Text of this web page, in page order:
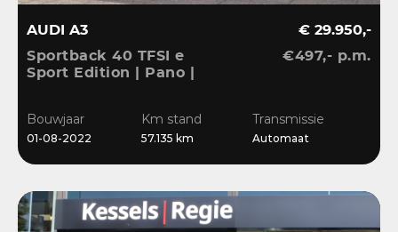
AUDI A3
Sportback 40 TFSI e
Sport Edition | Pano |
Stoelverwarming
€ 29.950,-
€497,- p.m.
Bouwjaar
01-08-2022
Km stand
57.135 km
Transmissie
Automaat